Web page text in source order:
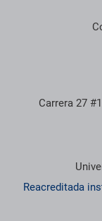
Carrera 27
Reacreditada